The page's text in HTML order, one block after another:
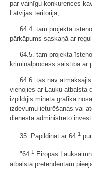
par vainīgu konkurences
Latvijas teritorijā;
64.4. tam projekta
pārkāpums saskaņā ar
64.5. tam projekta
kriminālprocess saistībā ar
64.6. tas nav
vienojies ar Lauku atbalsta
izpildījis minētā grafika
izdevumu ieturēšanas vai
dienesta administrēto
35. Papildināt ar 64.1
"64.1
Eiropas
atbalsta pretendentam